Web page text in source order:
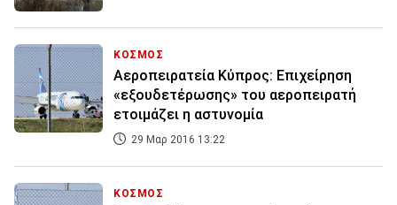
ΚΟΣΜΟΣ
Αεροπειρατεία Κύπρος: Επιχείρηση
«εξουδετέρωσης» του αεροπειρατή
ετοιμάζει η αστυνομία
29 Μαρ 2016 13:22
ΚΟΣΜΟΣ